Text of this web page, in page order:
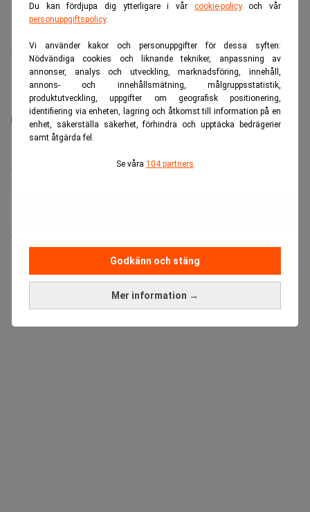
Du kan fördjupa dig ytterligare i vår cookie-policyoch vår
personuppgiftspolicy.
Vi använder kakor och personuppgifter för dessa syften:
Nödvändiga cookies och liknande tekniker, anpassning av
annonser, analys och utveckling, marknadsföring, innehåll,
annons- och innehållsmätning, målgruppsstatistik,
produktutveckling, uppgifter om geografisk positionering,
identifiering via enheten, lagring och åtkomst till information på en
enhet, säkerställa säkerhet, förhindra och upptäcka bedrägerier
samt åtgärda fel.
Se våra 104 partners
Mer information →
Godkänn och stäng
Senaste lediga jobben
Bolagsjurist till Eltel AB
Sista ansökningsdag:
Sista ansökningsdag:13/06/2026